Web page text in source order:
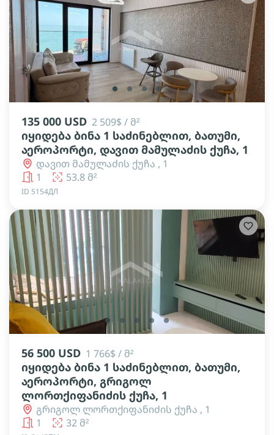
lens lens lens lens
135 000 USD 2 509$ / მ²
იყიდება ბინა 1 საძინებლით, ბათუმი,
აეროპორტი, დავით მამულაძის ქუჩა, 1
დავით მამულაძის ქუჩა , 1
1
53.8 მ²
ID 5154ДЛ
lens lens lens lens
56 500 USD 1 766$ / მ²
იყიდება ბინა 1 საძინებლით, ბათუმი,
აეროპორტი, გრიგოლ
ლორთქიფანიძის ქუჩა, 1
გრიგოლ ლორთქიფანიძის ქუჩა , 1
1
32 მ²